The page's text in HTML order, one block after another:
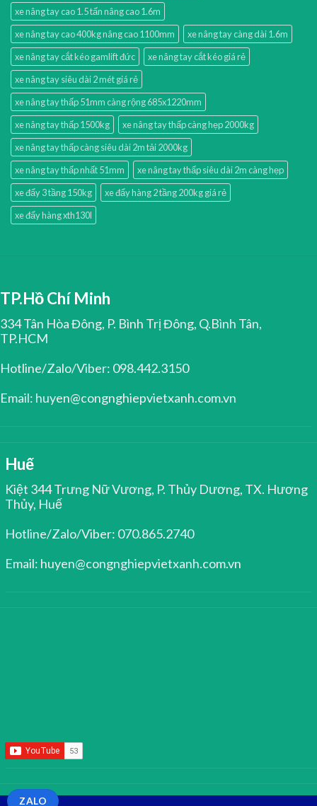
xe nâng tay cao 1.5 tấn nâng cao 1.6m
xe nâng tay cao 400kg nâng cao 1100mm
xe nâng tay càng dài 1.6m
xe nâng tay cắt kéo gamlift đức
xe nâng tay cắt kéo giá rẻ
xe nâng tay siêu dài 2 mét giá rẻ
xe nâng tay thấp 51mm càng rộng 685x1220mm
xe nâng tay thấp 1500kg
xe nâng tay thấp càng hẹp 2000kg
xe nâng tay thấp càng siêu dài 2m tải 2000kg
xe nâng tay thấp nhất 51mm
xe nâng tay thấp siêu dài 2m càng hẹp
xe đẩy 3 tầng 150kg
xe đẩy hàng 2 tầng 200kg giá rẻ
xe đẩy hàng xth130l
TP.Hồ Chí Minh
334 Tân Hòa Đông, P. Bình Trị Đông, Q.Bình Tân,
TP.HCM
Hotline/Zalo/Viber: 098.442.3150
Email: huyen@congnghiepvietxanh.com.vn
Huế
Kiệt 344 Trưng Nữ Vương, P. Thủy Dương, TX. Hương
Thủy, Huế
Hotline/Zalo/Viber: 070.865.2740
Email: huyen@congnghiepvietxanh.com.vn
ZALO